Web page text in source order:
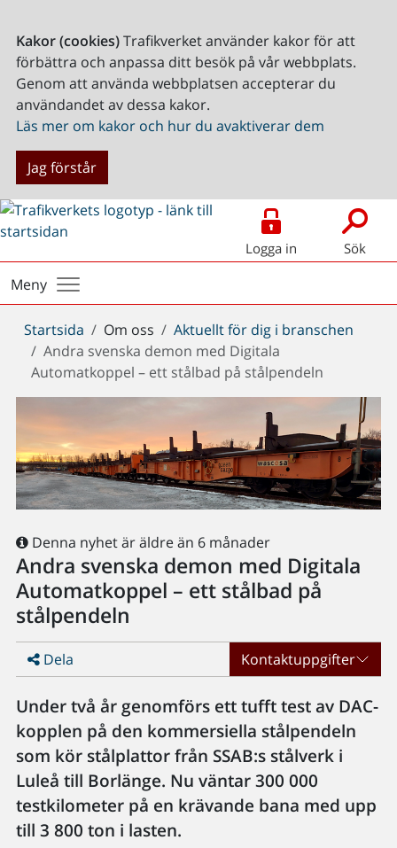
Kakor (cookies)Trafikverket använder kakor för att
förbättra och anpassa ditt besök på vår webbplats.
Genom att använda webbplatsen accepterar du
användandet av dessa kakor.
Läs mer om kakor och hur du avaktiverar dem
Jag förstår
Logga in Sök
Meny
Du
är
här:
Startsida Om oss
Aktuellt för dig i branschen
Andra svenska demon med Digitala
Automatkoppel – ett stålbad på stålpendeln
Denna nyhet är äldre än 6 månader
Andra svenska demon med Digitala
Automatkoppel – ett stålbad på
stålpendeln
Dela Kontaktuppgifter
Under två år genomförs ett tufft test av DAC-
kopplen på den kommersiella stålpendeln
som kör stålplattor från SSAB:s stålverk i
Luleå till Borlänge. Nu väntar 300 000
testkilometer på en krävande bana med upp
till 3 800 ton i lasten.